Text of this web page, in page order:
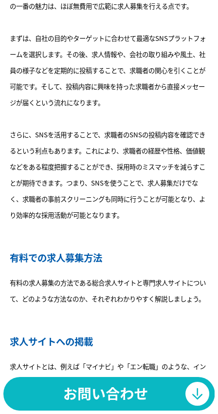
の一番の魅力は、ほぼ無費用で広範に求人募集を行える点です。
まずは、自社の目的やターゲットに合わせて最適なSNSプラットフォ
ームを選択します。その後、求人情報や、会社の取り組みや風土、社
員の様子などを定期的に投稿することで、求職者の関心を引くことが
可能です。そして、投稿内容に興味を持った求職者から直接メッセー
ジが届くという流れになります。
さらに、SNSを活用することで、求職者のSNSの投稿内容を確認でき
るという利点もあります。これにより、求職者の経歴や性格、価値観
などをある程度把握することができ、採用時のミスマッチを減らすこ
とが期待できます。つまり、SNSを使うことで、求人募集だけでな
く、求職者の事前スクリーニングも同時に行うことが可能となり、よ
り効率的な採用活動が可能となります。
有料での求人募集方法
有料の求人募集の方法である総合求人サイトと専門求人サイトについ
て、どのような方法なのか、それぞれわかりやすく解説しましょう。
求人サイトへの掲載
求人サイトとは、例えば「マイナビ」や「エン転職」のような、イン
ターネット上で企業が自社の求人情報を公にできるプラットフォーム
のことを指します。